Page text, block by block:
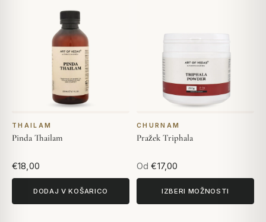
THAILAM
Pinda Thailam
€18,00
DODAJ V KOŠARICO
CHURNAM
Pražek Triphala
Od €17,00
IZBERI MOŽNOSTI